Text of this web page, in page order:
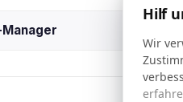
Hilf
Wir